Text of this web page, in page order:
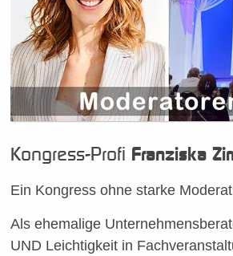
Kongress-Profi Franziska
Ein Kongress ohne starke
Als ehemalige
UND Leichtigkeit in